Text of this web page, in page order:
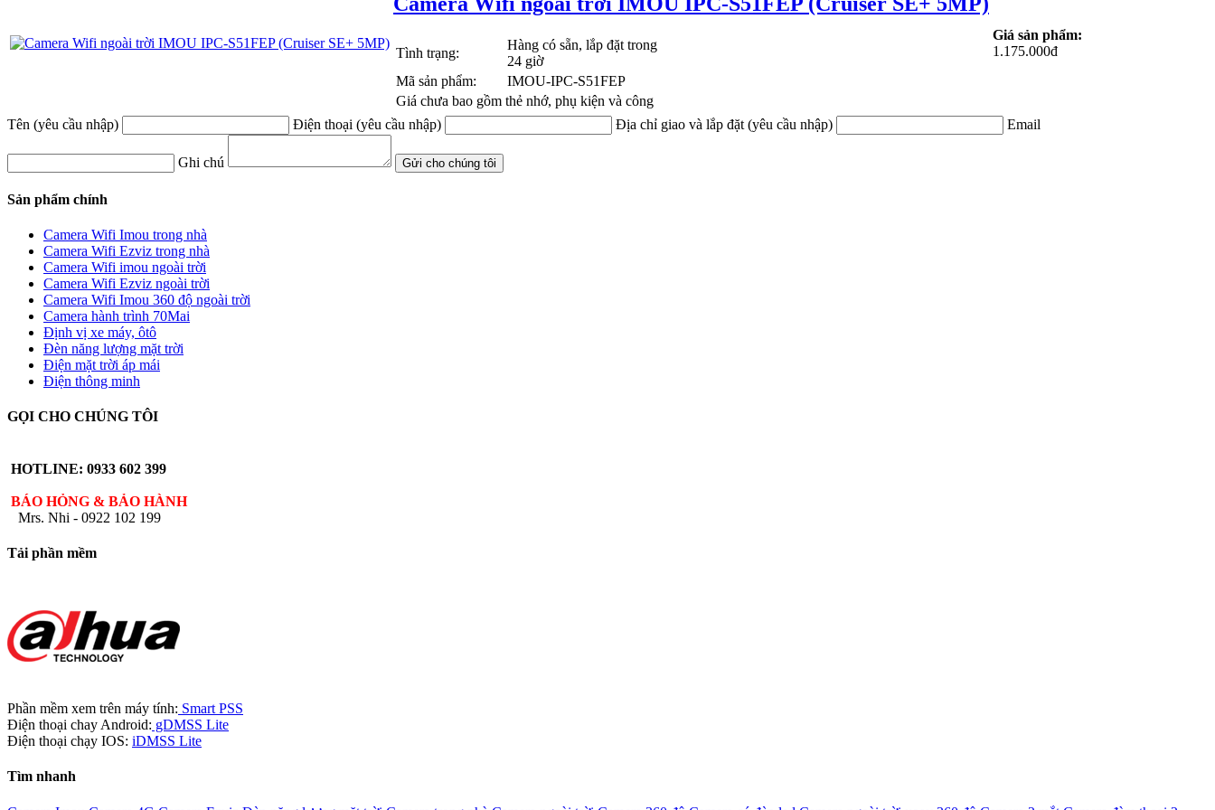
Tình trạng:
Hàng có sẵn, lắp đặt trong
24 giờ
Mã sản phẩm:
IMOU-IPC-S51FEP
Giá chưa bao gồm thẻ nhớ, phụ kiện và công
Giá sản phẩm:
1.175.000đ
Tên (yêu cầu nhập) Điện thoại (yêu cầu nhập) Địa chỉ giao và lắp đặt (yêu cầu nhập) Email
Ghi chú
Sản phẩm chính
Camera Wifi Imou trong nhà
Camera Wifi Ezviz trong nhà
Camera Wifi imou ngoài trời
Camera Wifi Ezviz ngoài trời
Camera Wifi Imou 360 độ ngoài trời
Camera hành trình 70Mai
Định vị xe máy, ôtô
Đèn năng lượng mặt trời
Điện mặt trời áp mái
Điện thông minh
GỌI CHO CHÚNG TÔI
HOTLINE: 0933 602 399
BÁO HỎNG & BẢO HÀNH
Mrs. Nhi - 0922 102 199
Tải phần mềm
Phần mềm xem trên máy tính: Smart PSS
Điện thoại chay Android: gDMSS Lite
Điện thoại chạy IOS: iDMSS Lite
Tìm nhanh